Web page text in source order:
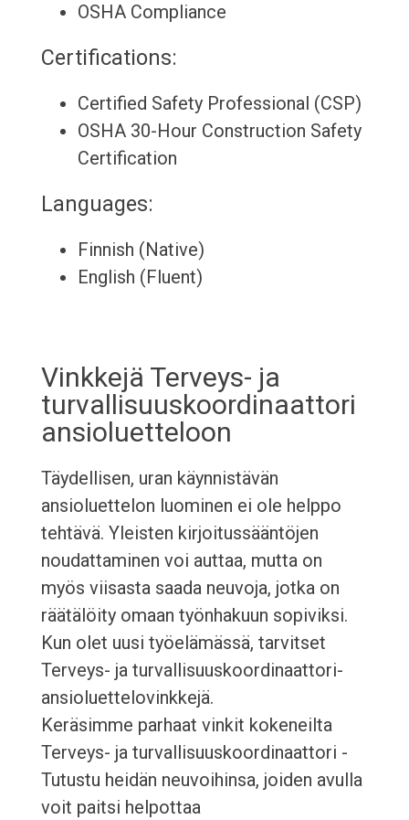
OSHA Compliance
Certifications:
Certified Safety Professional (CSP)
OSHA 30-Hour Construction Safety
Certification
Languages:
Finnish (Native)
English (Fluent)
Vinkkejä Terveys- ja
turvallisuuskoordinaattori
ansioluetteloon
Täydellisen, uran käynnistävän
ansioluettelon luominen ei ole helppo
tehtävä. Yleisten kirjoitussääntöjen
noudattaminen voi auttaa, mutta on
myös viisasta saada neuvoja, jotka on
räätälöity omaan työnhakuun sopiviksi.
Kun olet uusi työelämässä, tarvitset
Terveys- ja turvallisuuskoordinaattori-
ansioluettelovinkkejä.
Keräsimme parhaat vinkit kokeneilta
Terveys- ja turvallisuuskoordinaattori -
Tutustu heidän neuvoihinsa, joiden avulla
voit paitsi helpottaa